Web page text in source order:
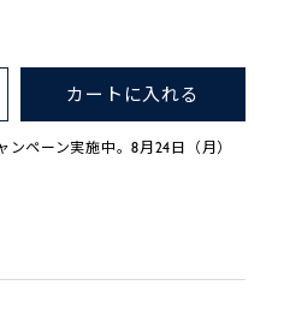
カートに入れる
ペーン実施中。8月24日（月）